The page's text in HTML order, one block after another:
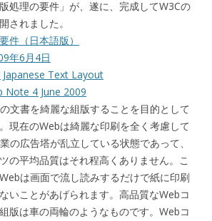
処理の要件」が、遂に、完成してW3Cの
されました。
件（日本語版）
年6月4日
Text Layout
Note 4 June 2009
文書を綺麗な組版することを目的として
現在のWebは綺麗な印刷を全く考慮して
の広告塔が乱立している状態であって、
の平均品質はそれ程高くありません。こ
は画面で流し読みするだけで紙に印刷
いことがあげられます。高品質なWebコ
版は車の両輪のようなものです。Webコ